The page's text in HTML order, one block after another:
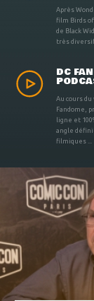
Après
film Birds
de Black
très
DC
Au cours
Fandome,
ligne et
angle
filmiques ...